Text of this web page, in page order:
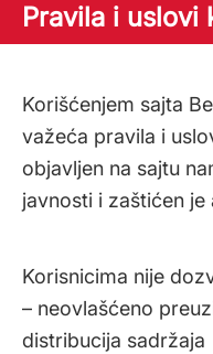
Pravila i uslovi
Korišćenjem sajta
važeća pravila i
objavljen na sajtu
javnosti i zaštićen
Korisnicima nije
– neovlašćeno
distribucija sadržaja